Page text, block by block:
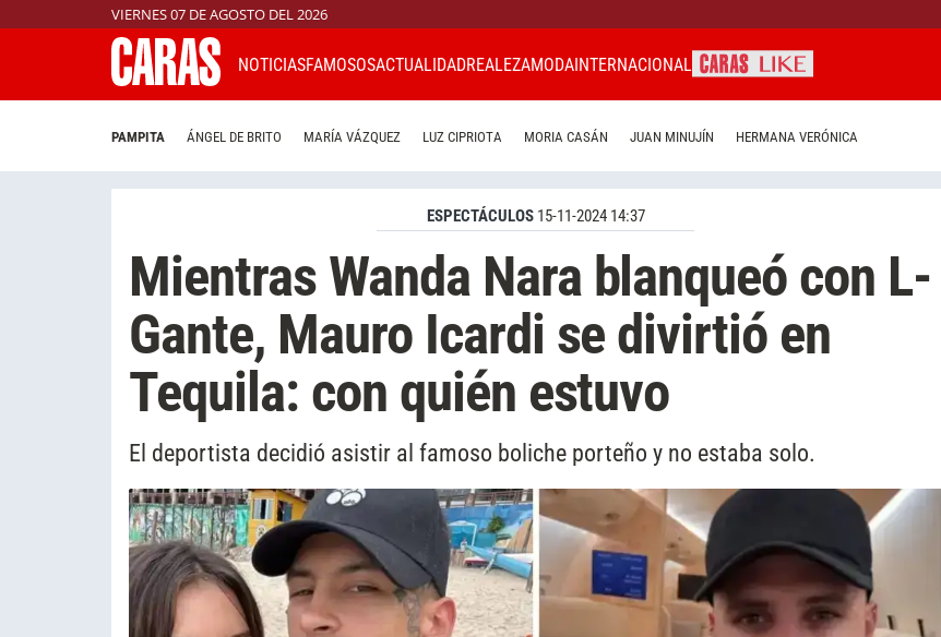
VIERNES 07 DE AGOSTO DEL 2026
NOTICIASFAMOSOSACTUALIDADREALEZAMODAINTERNACIONAL
PAMPITA ÁNGEL DE BRITO MARÍA VÁZQUEZ LUZ CIPRIOTA MORIA CASÁN JUAN MINUJÍN HERMANA VERÓNICA
ESPECTÁCULOS 15-11-2024 14:37
Mientras Wanda Nara blanqueó con L-
Gante, Mauro Icardi se divirtió en
Tequila: con quién estuvo
El deportista decidió asistir al famoso boliche porteño y no estaba solo.